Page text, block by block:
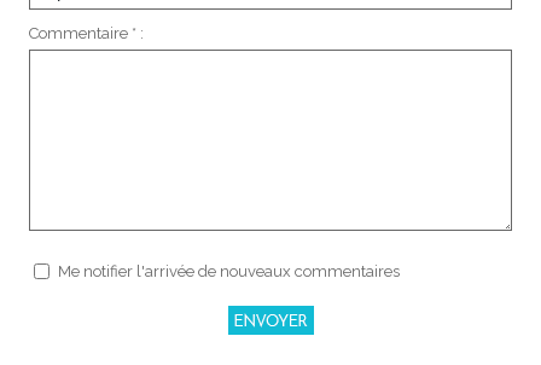
Commentaire * :
Me notifier l'arrivée de nouveaux commentaires